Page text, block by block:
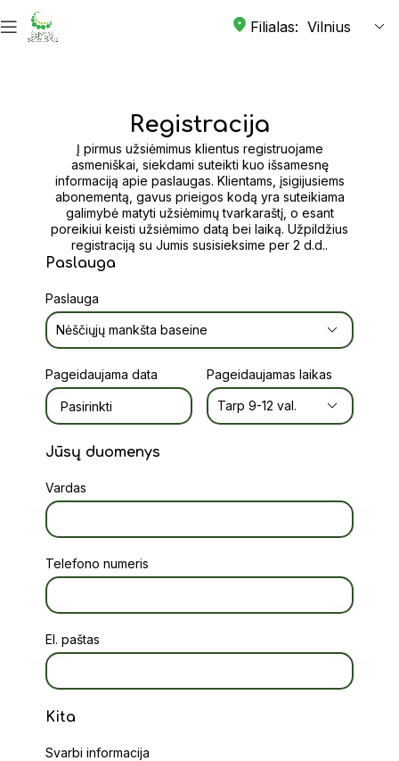
Filialas:
Registracija
Į pirmus užsiėmimus klientus registruojame
asmeniškai, siekdami suteikti kuo išsamesnę
informaciją apie paslaugas. Klientams, įsigijusiems
abonementą, gavus prieigos kodą yra suteikiama
galimybė matyti užsiėmimų tvarkaraštį, o esant
poreikiui keisti užsiėmimo datą bei laiką. Užpildžius
registraciją su Jumis susisieksime per 2 d.d..
Paslauga
Paslauga
Pageidaujama data Pageidaujamas laikas
Jūsų duomenys
Vardas
Telefono numeris
El. paštas
Kita
Svarbi informacija